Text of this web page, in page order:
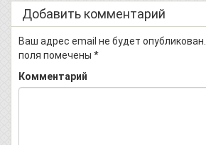
Добавить комментарий
Ваш адрес email не будет опубликован.
поля помечены *
Комментарий